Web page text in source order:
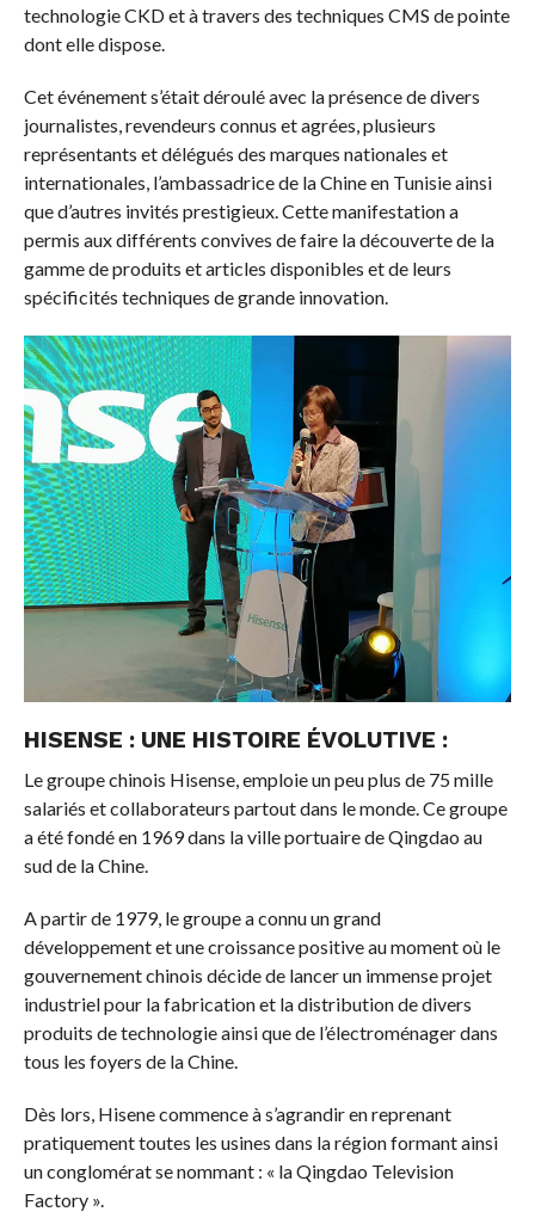
technologie CKD et à travers des techniques CMS de pointe
dont elle dispose.
Cet événement s’était déroulé avec la présence de divers
journalistes, revendeurs connus et agrées, plusieurs
représentants et délégués des marques nationales et
internationales, l’ambassadrice de la Chine en Tunisie ainsi
que d’autres invités prestigieux. Cette manifestation a
permis aux différents convives de faire la découverte de la
gamme de produits et articles disponibles et de leurs
spécificités techniques de grande innovation.
HISENSE : UNE HISTOIRE ÉVOLUTIVE :
Le groupe chinois Hisense, emploie un peu plus de 75 mille
salariés et collaborateurs partout dans le monde. Ce groupe
a été fondé en 1969 dans la ville portuaire de Qingdao au
sud de la Chine.
A partir de 1979, le groupe a connu un grand
développement et une croissance positive au moment où le
gouvernement chinois décide de lancer un immense projet
industriel pour la fabrication et la distribution de divers
produits de technologie ainsi que de l’électroménager dans
tous les foyers de la Chine.
Dès lors, Hisene commence à s’agrandir en reprenant
pratiquement toutes les usines dans la région formant ainsi
un conglomérat se nommant : « la Qingdao Television
Factory ».